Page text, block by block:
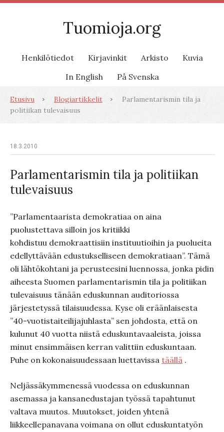
Tuomioja.org
Henkilötiedot Kirjavinkit Arkisto
Kuvia
In English
På Svenska
Etusivu Blogiartikkelit
Parlamentarismin tila ja
politiikan tulevaisuus
18.3.2010
Parlamentarismin tila ja politiikan
tulevaisuus
”Parlamentaarista demokratiaa on aina
puolustettava silloin jos kritiikki
kohdistuu demokraattisiin instituutioihin ja puolueita
edellyttävään edustukselliseen demokratiaan”. Tämä
oli lähtökohtani ja perusteesini luennossa, jonka pidin
aiheesta Suomen parlamentarismin tila ja politiikan
tulevaisuus tänään eduskunnan auditoriossa
järjestetyssä tilaisuudessa. Kyse oli eräänlaisesta
”40-vuotistaiteilijajuhlasta” sen johdosta, että on
kulunut 40 vuotta niistä eduskuntavaaleista, joissa
minut ensimmäisen kerran valittiin eduskuntaan.
Puhe on kokonaisuudessaan luettavissa täällä .
Neljässäkymmenessä vuodessa on eduskunnan
asemassa ja kansanedustajan työssä tapahtunut
valtava muutos. Muutokset, joiden yhtenä
liikkeellepanavana voimana on ollut eduskuntatyön